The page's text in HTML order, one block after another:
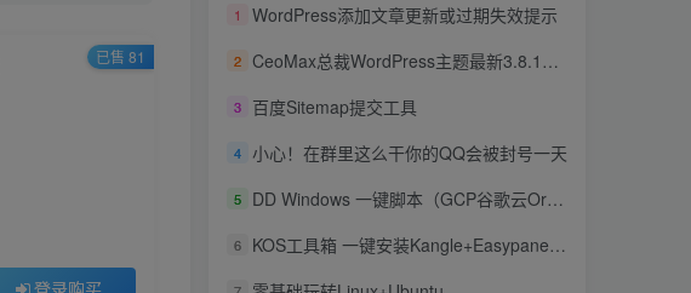
已售 81
1 WordPress添加文章更新或过期失效提示
2 CeoMax总裁WordPress主题最新3.8.1免授权版本
3 百度Sitemap提交工具
4 小心！在群里这么干你的QQ会被封号一天
5 DD Windows 一键脚本（GCP谷歌云Oracle甲骨文Azure微软云OVH云）
6 KOS工具箱 一键安装Kangle+Easypanel+Mysql+商业版的集合脚本